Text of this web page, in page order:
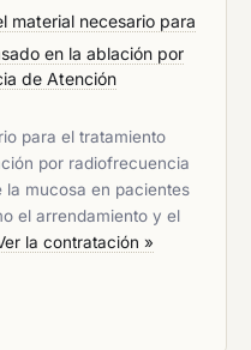
material necesario para
en la ablación por
de Atención
para el tratamiento
por radiofrecuencia
mucosa en pacientes
el arrendamiento y el
la contratación »